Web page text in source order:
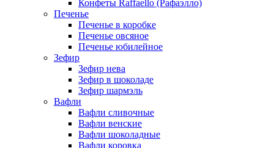
Конфеты Raffaello (Рафаэлло)
Печенье
Печенье в коробке
Печенье овсяное
Печенье юбилейное
Зефир
Зефир нева
Зефир в шоколаде
Зефир шармэль
Вафли
Вафли сливочные
Вафли венские
Вафли шоколадные
Вафли коровка